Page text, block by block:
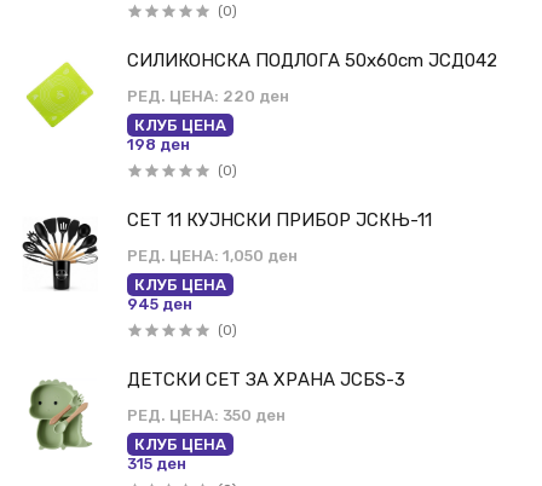
(0)
СИЛИКОНСКА ПОДЛОГА 50x60cm ЈСД042
РЕД. ЦЕНА: 220 ден
КЛУБ ЦЕНА
198 ден
(0)
СЕТ 11 КУЈНСКИ ПРИБОР ЈСКЊ-11
РЕД. ЦЕНА: 1,050 ден
КЛУБ ЦЕНА
945 ден
(0)
ДЕТСКИ СЕТ ЗА ХРАНА ЈСБЅ-3
РЕД. ЦЕНА: 350 ден
КЛУБ ЦЕНА
315 ден